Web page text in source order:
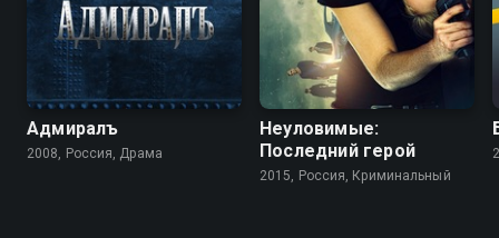
Адмиралъ
2008, Россия, Драма
Неуловимые:
Последний герой
2015, Россия, Криминальный